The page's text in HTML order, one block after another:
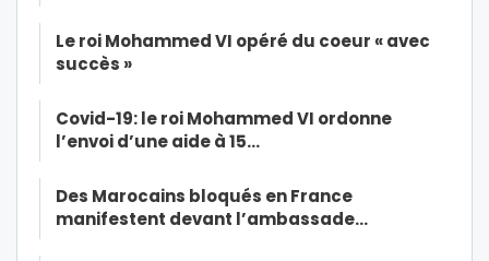
Le roi Mohammed VI opéré du coeur « avec
succès »
Covid-19: le roi Mohammed VI ordonne
l’envoi d’une aide à 15…
Des Marocains bloqués en France
manifestent devant l’ambassade…